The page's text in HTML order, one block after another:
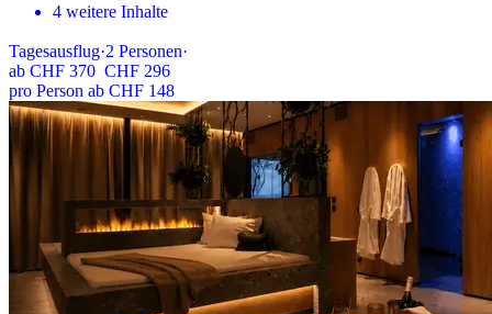
4 weitere Inhalte
Tagesausflug·2 Personen·
ab CHF 370 CHF 296
pro Person ab CHF 148